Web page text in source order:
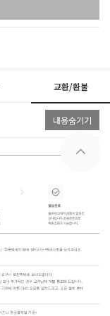
교환/환불
내용숨기기